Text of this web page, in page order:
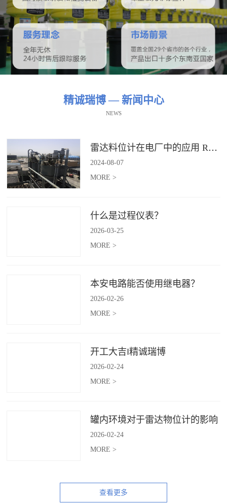
精诚瑞博 — 新闻中心
NEWS
雷达料位计在电厂中的应用 RBRDZB-71-6-C
2024-08-07
MORE >
什么是过程仪表？
2026-03-25
MORE >
本安电路能否使用继电器？
2026-02-26
MORE >
开工大吉‖精诚瑞博
2026-02-24
MORE >
罐内环境对于雷达物位计的影响
2026-02-24
MORE >
查看更多